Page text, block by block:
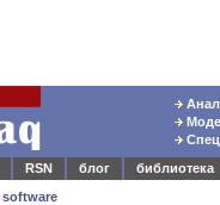
RSN блог
библиотека
software